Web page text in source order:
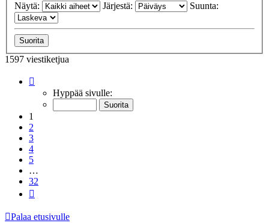
Näytä: Järjestä: Suunta:
1597 viestiketjua
32 Hyppää sivulle:
1
2
3
4
5
…
32
Palaa etusivulle